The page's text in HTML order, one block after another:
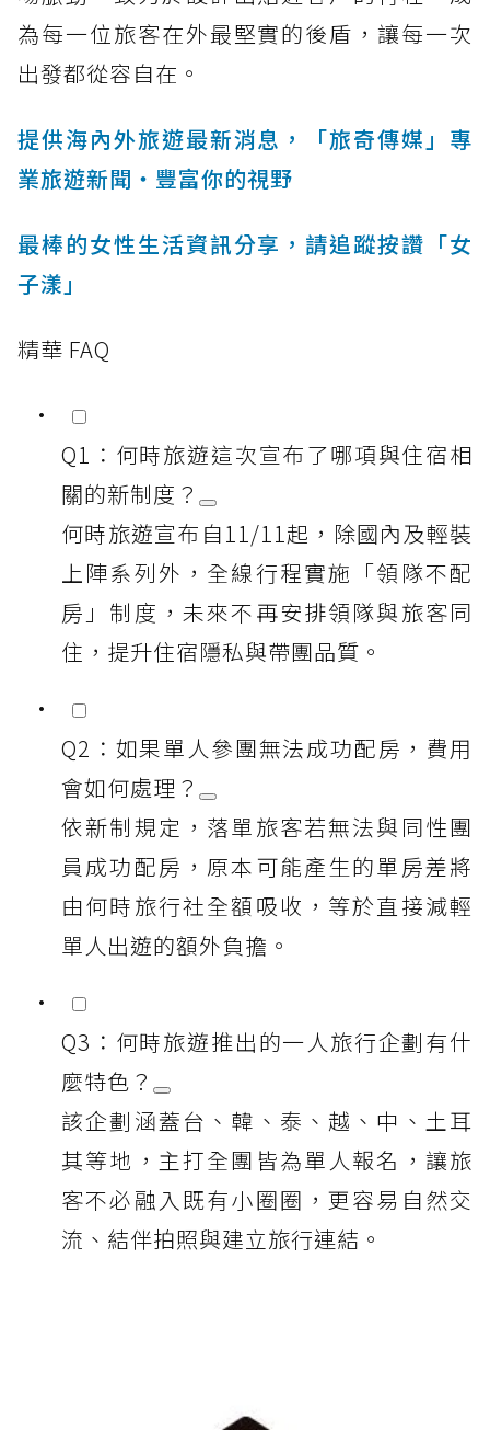
為每一位旅客在外最堅實的後盾，讓每一次
出發都從容自在。
提供海內外旅遊最新消息，「旅奇傳媒」專
業旅遊新聞‧豐富你的視野
最棒的女性生活資訊分享，請追蹤按讚「女
子漾」
精華 FAQ
Q1：何時旅遊這次宣布了哪項與住宿相
關的新制度？
何時旅遊宣布自11/11起，除國內及輕裝
上陣系列外，全線行程實施「領隊不配
房」制度，未來不再安排領隊與旅客同
住，提升住宿隱私與帶團品質。
Q2：如果單人參團無法成功配房，費用
會如何處理？
依新制規定，落單旅客若無法與同性團
員成功配房，原本可能產生的單房差將
由何時旅行社全額吸收，等於直接減輕
單人出遊的額外負擔。
Q3：何時旅遊推出的一人旅行企劃有什
麼特色？
該企劃涵蓋台、韓、泰、越、中、土耳
其等地，主打全團皆為單人報名，讓旅
客不必融入既有小圈圈，更容易自然交
流、結伴拍照與建立旅行連結。